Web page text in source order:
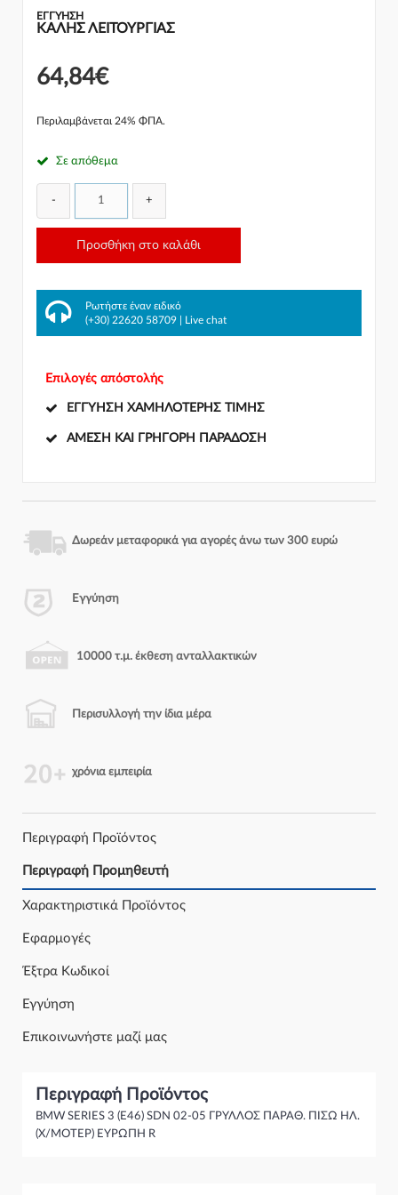
ΕΓΓΎΗΣΗ
ΚΑΛΗΣ ΛΕΙΤΟΥΡΓΙΑΣ
64,84€
Περιλαμβάνεται 24% ΦΠΑ.
Σε απόθεμα
- +
Προσθήκη στο καλάθι
Ρωτήστε έναν ειδικό
(+30) 22620 58709
Live chat
Επιλογές απόστολής
ΕΓΓΎΗΣΗ ΧΑΜΗΛΌΤΕΡΗΣ ΤΙΜΉΣ
ΆΜΕΣΗ ΚΑΙ ΓΡΉΓΟΡΗ ΠΑΡΆΔΟΣΗ
Δωρεάν μεταφορικά για αγορές άνω των 300 ευρώ
Εγγύηση
10000 τ.μ. έκθεση ανταλλακτικών
Περισυλλογή την ίδια μέρα
χρόνια εμπειρία
Περιγραφή Προϊόντος
Περιγραφή Προμηθευτή
Χαρακτηριστικά Προϊόντος
Εφαρμογές
Έξτρα Κωδικοί
Εγγύηση
Επικοινωνήστε μαζί μας
Περιγραφή Προϊόντος
BMW SERIES 3 (E46) SDN 02-05 ΓΡΥΛΛΟΣ ΠΑΡΑΘ. ΠΙΣΩ ΗΛ.
(Χ/ΜΟΤΕΡ) ΕΥΡΩΠΗ R